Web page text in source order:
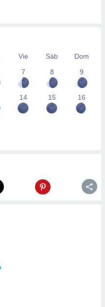
Vie Sáb
Dom
7 8 9
14 15 16